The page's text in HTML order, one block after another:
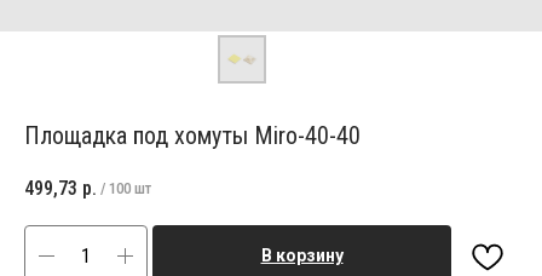
Площадка под хомуты Miro-40-40
499,73 р. / 100 шт
В корзину